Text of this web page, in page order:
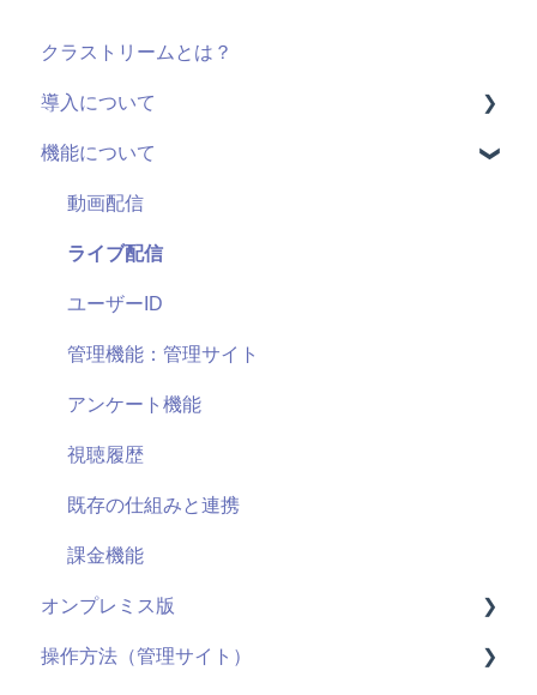
クラストリームとは？
導入について
料金・プラン
機能(導入前)
サービス
導入に向けて
サポート
セキュリティ
機能について
動画配信
ライブ配信
ユーザーID
管理機能：管理サイト
アンケート機能
視聴履歴
既存の仕組みと連携
課金機能
オンプレミス版
全般
操作方法（管理サイト）